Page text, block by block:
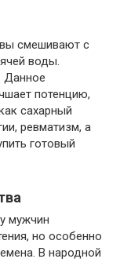
смешивают с
воды.
Данное
потенцию,
сахарный
ревматизм, а
готовый
мужчин
но особенно
В народной